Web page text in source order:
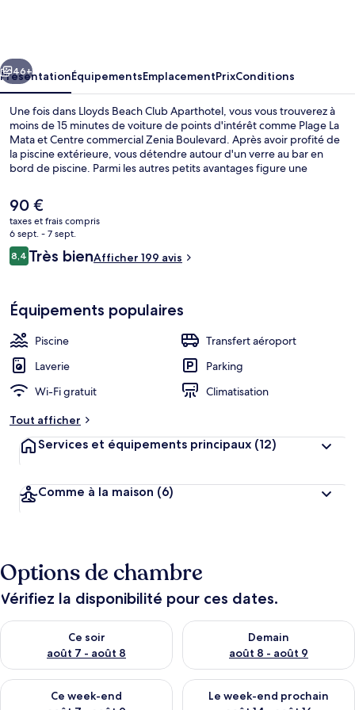
Suivant
46+
PrésentationÉquipementsEmplacementPrixConditions
Une fois dans Lloyds Beach Club Aparthotel, vous vous trouverez à
moins de 15 minutes de voiture de points d'intérêt comme Plage La
Mata et Centre commercial Zenia Boulevard. Après avoir profité de
la piscine extérieure, vous détendre autour d'un verre au bar en
bord de piscine. Parmi les autres petits avantages figure une
écran plat et l'accès Wi-Fi à Internet gratuit dans les appartements
de cet hébergement. Les autres voyageurs ne disent que du bien
en ce qui concerne le personnel attentionné.
Le
prix
actuel
est
de
90 €
taxes et frais compris
6 sept. - 7 sept.
Avis
voyageurs
8,48,4 sur 10
Très bienAfficher 199 avis
Équipements populaires
Piscine
Transfert aéroport
Laverie
Parking
Wi-Fi gratuit
Climatisation
Tout afficher
Services et équipements principaux (12)
Comme à la maison (6)
Options de chambre
Vérifiez la disponibilité pour ces dates.
Ce soir
août 7 - août 8
Vérifier la disponibilité pour ce soir août 7 - août 8
Demain
août 8 - août 9
Vérifier la disponibilité pour
Ce week-end
Vérifier la disponibilité pour ce week-end août 7 - août 9
Le week-end prochain
Vérifier la disponibilité pour